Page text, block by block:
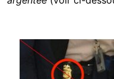
Image